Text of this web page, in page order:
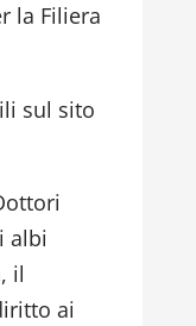
la Filiera
sul sito
albi
il
ai